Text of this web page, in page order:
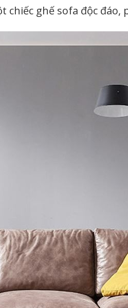
chiếc ghế sofa độc đáo,